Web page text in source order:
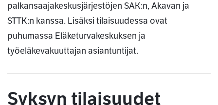
palkansaajakeskusjärjestöjen SAK:n, Akavan ja
STTK:n kanssa. Lisäksi tilaisuudessa ovat
puhumassa Eläketurvakeskuksen ja
työeläkevakuuttajan asiantuntijat.
Syksyn tilaisuudet